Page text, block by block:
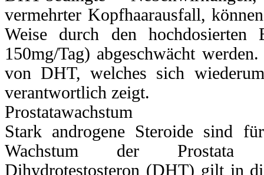
vermehrter Kopfhaarausfall,
Weise durch den
150mg/Tag) abgeschwächt
von DHT, welches sich
verantwortlich zeigt.
Prostatawachstum
Stark androgene Steroide sind
Wachstum der Prostata
Dihydrotestosteron (DHT) gilt in